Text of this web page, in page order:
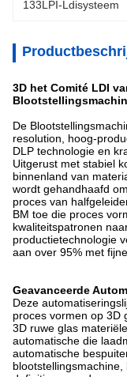
133LPI-Ldisysteem
3D het Comité LDI
De
resolution, hoog-
DLP technologie en
Uitgerust met stabiel
binnenland van
wordt gehandhaafd
proces van
BM toe die proces
kwaliteitspatronen
productietechnologie
aan over 95% met
Geavanceerde
Deze
proces vormen op 3D
3D ruwe glas
automatische die
automatische
blootstellingsmachine,